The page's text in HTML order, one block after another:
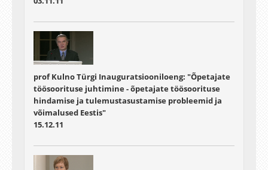
prof Kulno Türgi Inauguratsiooniloeng: "Õpetajate
töösoorituse juhtimine - õpetajate töösoorituse
hindamise ja tulemustasustamise probleemid ja
võimalused Eestis"
15.12.11